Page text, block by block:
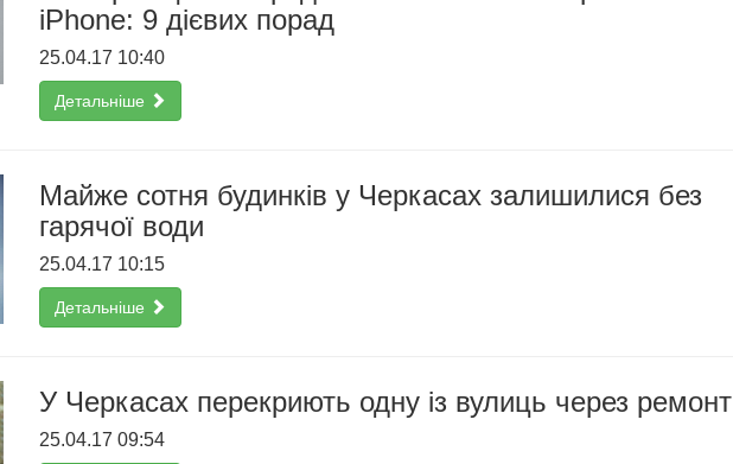
iPhone: 9 дієвих порад
25.04.17 10:40
Детальніше
Майже сотня будинків у Черкасах залишилися без
гарячої води
25.04.17 10:15
Детальніше
У Черкасах перекриють одну із вулиць через ремонт
25.04.17 09:54